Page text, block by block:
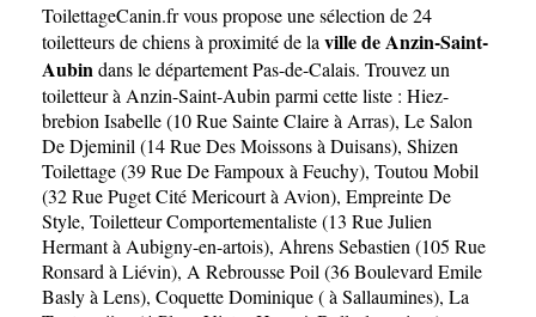
Aubin
ToilettageCanin.frvous propose une sélection de 24
toiletteurs de chiens à proximité de la ville de Anzin-Saint-
Aubindans le départementPas-de-Calais. Trouvez un
toiletteur à Anzin-Saint-Aubin parmi cette liste : Hiez-
brebion Isabelle (10 Rue Sainte Claire à Arras), Le Salon
De Djeminil (14 Rue Des Moissons à Duisans), Shizen
Toilettage (39 Rue De Fampoux à Feuchy), Toutou Mobil
(32 Rue Puget Cité Mericourt à Avion), Empreinte De
Style, Toiletteur Comportementaliste (13 Rue Julien
Hermant à Aubigny-en-artois), Ahrens Sebastien (105 Rue
Ronsard à Liévin), A Rebrousse Poil (36 Boulevard Emile
Basly à Lens), Coquette Dominique ( à Sallaumines), La